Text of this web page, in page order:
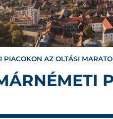
PIACOKON AZ OLTÁSI